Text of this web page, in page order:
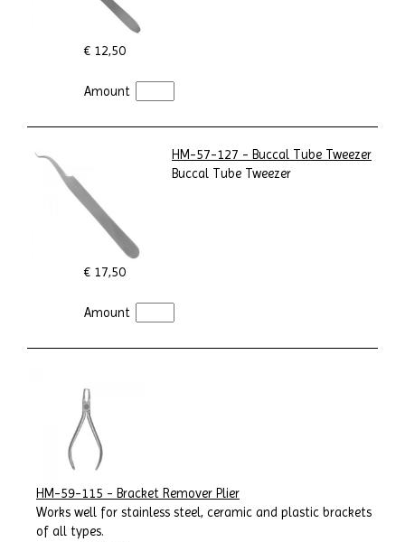
€ 12,50
Amount
HM-57-127 - Buccal Tube Tweezer
Buccal Tube Tweezer
€ 17,50
Amount
HM-59-115 - Bracket Remover Plier
Works well for stainless steel, ceramic and plastic brackets
of all types.